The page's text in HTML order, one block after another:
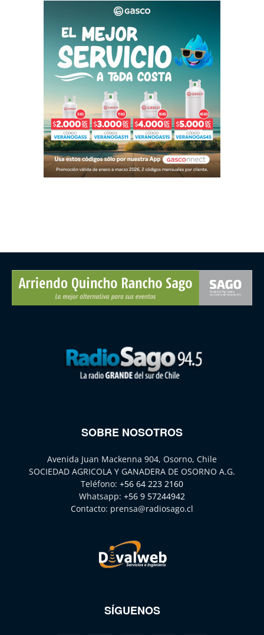
SOBRE NOSOTROS
Avenida Juan Mackenna 904, Osorno, Chile
SOCIEDAD AGRICOLA Y GANADERA DE OSORNO A.G.
Teléfono: +56 64 223 2160
Whatsapp: +56 9 57244942
Contacto: prensa@radiosago.cl
SÍGUENOS